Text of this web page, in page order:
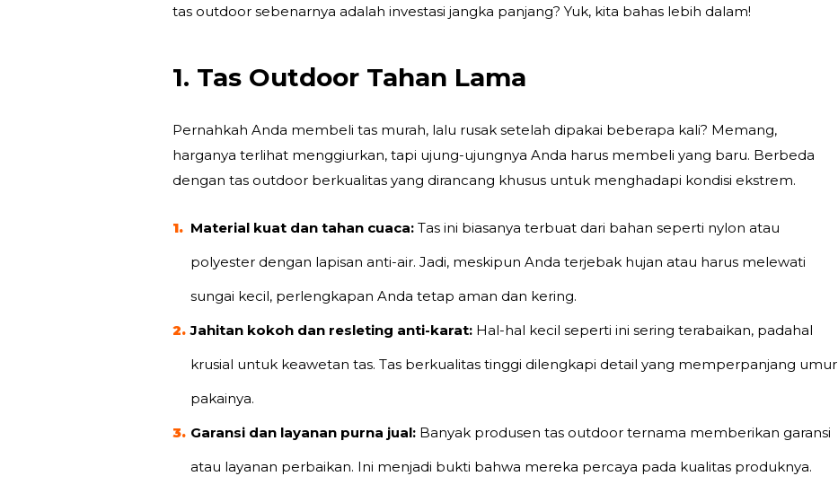
tas outdoor sebenarnya adalah investasi jangka panjang? Yuk, kita bahas lebih dalam!
1. Tas Outdoor Tahan Lama
Pernahkah Anda membeli tas murah, lalu rusak setelah dipakai beberapa kali? Memang,
harganya terlihat menggiurkan, tapi ujung-ujungnya Anda harus membeli yang baru. Berbeda
dengantas outdoor berkualitas yang dirancang khusus untuk menghadapi kondisi ekstrem.
Material kuat dan tahan cuaca: Tas ini biasanya terbuat dari bahan seperti nylon atau
polyester dengan lapisan anti-air. Jadi, meskipun Anda terjebak hujan atau harus melewati
sungai kecil, perlengkapan Anda tetap aman dan kering.
Jahitan kokoh dan resleting anti-karat: Hal-hal kecil seperti ini sering terabaikan, padahal
krusial untuk keawetan tas. Tas berkualitas tinggi dilengkapi detail yang memperpanjang umur
pakainya.
Garansi dan layanan purna jual: Banyak produsentas outdoor ternama memberikan garansi
atau layanan perbaikan. Ini menjadi bukti bahwa mereka percaya pada kualitas produknya.